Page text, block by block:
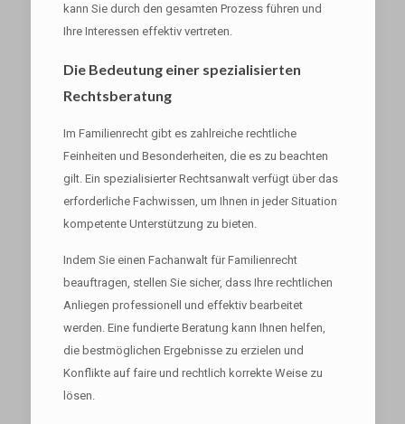
kann Sie durch den gesamten Prozess führen und
Ihre Interessen effektiv vertreten.
Die Bedeutung einer spezialisierten
Rechtsberatung
Im Familienrecht gibt es zahlreiche rechtliche
Feinheiten und Besonderheiten, die es zu beachten
gilt. Ein spezialisierter Rechtsanwalt verfügt über das
erforderliche Fachwissen, um Ihnen in jeder Situation
kompetente Unterstützung zu bieten.
Indem Sie einen Fachanwalt für Familienrecht
beauftragen, stellen Sie sicher, dass Ihre rechtlichen
Anliegen professionell und effektiv bearbeitet
werden. Eine fundierte Beratung kann Ihnen helfen,
die bestmöglichen Ergebnisse zu erzielen und
Konflikte auf faire und rechtlich korrekte Weise zu
lösen.